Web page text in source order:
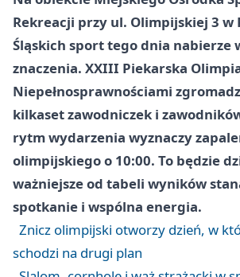
Rekreacji przy ul. Olimpijskiej 3 w
Śląskich sport tego dnia nabierze
znaczenia. XXIII Piekarska
Niepełnosprawnościami
kilkaset zawodniczek i
rytm wydarzenia wyznaczy
olimpijskiego o 10:00. To będzie
ważniejsze od tabeli wyników
spotkanie i wspólna energia.
Znicz olimpijski otworzy dzień, w
schodzi na drugi plan